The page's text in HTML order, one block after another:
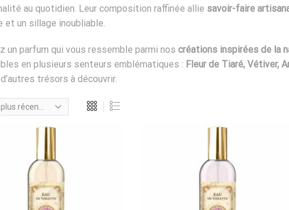
au quotidien. Leur composition raffinée allie savoir-faire
et un sillage inoubliable.
un parfum qui vous ressemble parmi nos créations inspirées de la
en plusieurs senteurs emblématiques : Fleur de Tiaré, Vétiver,
trésors à découvrir.